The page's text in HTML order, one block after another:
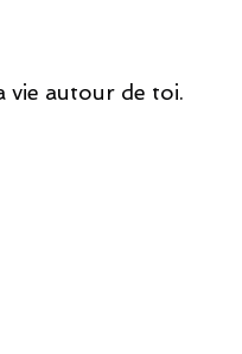
vie autour de toi.